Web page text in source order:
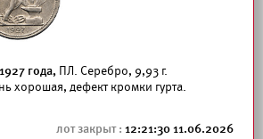
года, ПЛ. Серебро, 9,93 г.
хорошая, дефект кромки гурта.
12:21:30 11.06.2026